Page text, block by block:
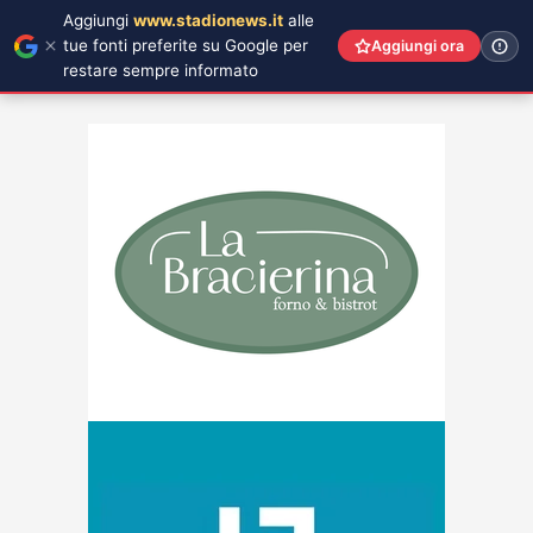
Aggiungi www.stadionews.it alle
tue fonti preferite su Google per
restare sempre informato
Aggiungi ora